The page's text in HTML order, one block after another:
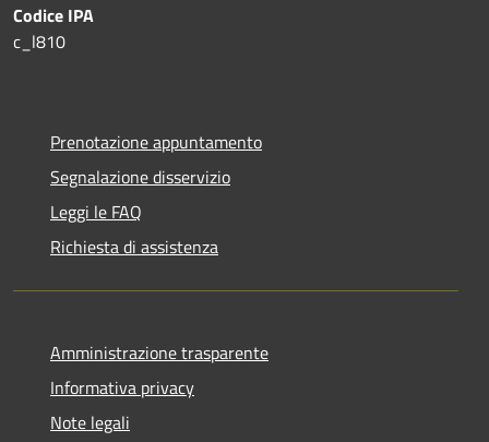
Codice IPA
c_l810
Prenotazione appuntamento
Segnalazione disservizio
Leggi le FAQ
Richiesta di assistenza
Amministrazione trasparente
Informativa privacy
Note legali